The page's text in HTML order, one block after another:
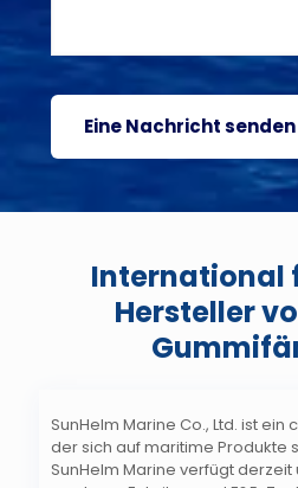
International
Hersteller
SunHelm Marine Co., Ltd. ist ein
der sich auf maritime Produkte
SunHelm Marine verfügt